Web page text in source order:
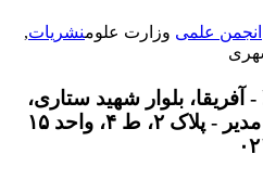
علمیوزارت علومنشریات,
بلوار شهید ستاری،
ط ۴، واحد ۱۵